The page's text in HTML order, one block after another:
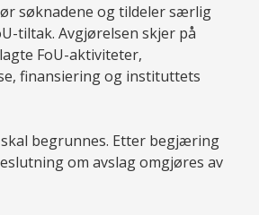
søknadene og tildeler særlig
tiltak. Avgjørelsen skjer på
FoU-aktiviteter,
finansiering og instituttets
begrunnes. Etter begjæring
om avslag omgjøres av